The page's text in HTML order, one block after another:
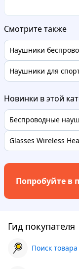
Смотрите также
Наушники
Наушники для
Новинки в этой
Беспроводные
Glasses Wireless
Попробуйте в
Гид покупателя
Поиск товара